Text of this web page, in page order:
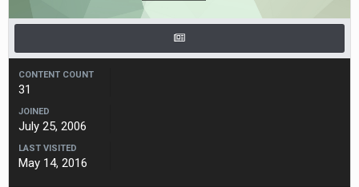
CONTENT COUNT
31
JOINED
July 25, 2006
LAST VISITED
May 14, 2016